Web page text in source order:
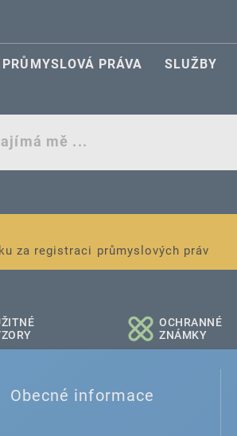
PRŮMYSLOVÁ PRÁVA SLUŽBY
za registraci průmyslových práv
malé a střední podniky
OCHRANNÉ
ZNÁMKY
Obecné informace